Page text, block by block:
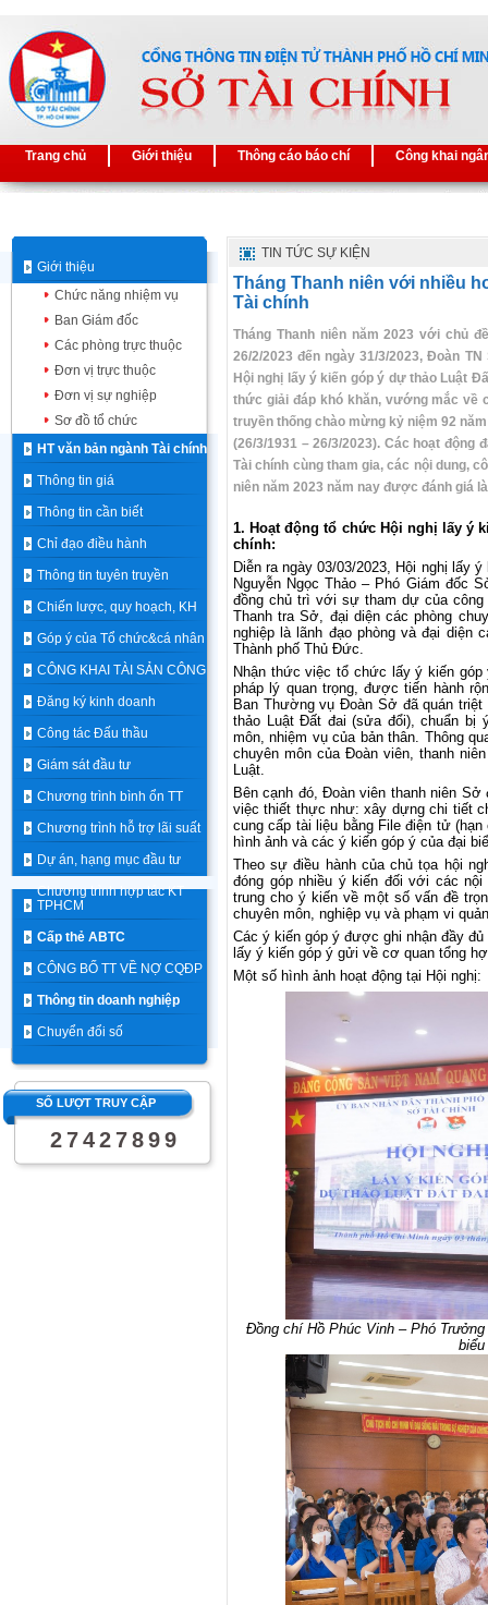
Trang chủ Giới thiệu Thông cáo báo chí Công khai
Giới thiệu
Chức năng nhiệm vụ
Ban Giám đốc
Các phòng trực thuộc
Đơn vị trực thuộc
Đơn vị sự nghiệp
Sơ đồ tổ chức
HT văn bản ngành Tài chính
Thông tin giá
Thông tin cần biết
Chỉ đạo điều hành
Thông tin tuyên truyền
Chiến lược, quy hoạch, KH
Góp ý của Tổ chức&cá nhân
CÔNG KHAI TÀI SẢN CÔNG
Đăng ký kinh doanh
Công tác Đấu thầu
Giám sát đầu tư
Chương trình bình ổn TT
Chương trình hỗ trợ lãi suất
Dự án, hạng mục đầu tư
Chương trình hợp tác KT
TPHCM
Cấp thẻ ABTC
CÔNG BỐ TT VỀ NỢ CQĐP
Thông tin doanh nghiệp
Chuyển đổi số
SỐ LƯỢT TRUY CẬP
2 7 4 2 7 8 9 9
TIN TỨC SỰ KIỆN
Tháng Thanh niên với nhiều
Tài chính
Tháng Thanh niên năm 2023 với chủ
26/2/2023 đến ngày 31/3/2023, Đoàn
Hội nghị lấy ý kiến góp ý dự thảo Luật
thức giải đáp khó khăn, vướng mắc về
truyền thống chào mừng kỷ niệm 92
(26/3/1931 – 26/3/2023). Các hoạt
Tài chính cùng tham gia, các nội dung,
niên năm 2023 năm nay được đánh giá
1. Hoạt động tổ chức Hội nghị lấy ý
chính:
Diễn ra ngày 03/03/2023, Hội nghị lấy
Nguyễn Ngọc Thảo – Phó Giám đốc
đồng chủ trì với sự tham dự của công
Thanh tra Sở, đại diện các phòng
nghiệp là lãnh đạo phòng và đại diện
Thành phố Thủ Đức.
Nhận thức việc tổ chức lấy ý kiến
pháp lý quan trọng, được tiến hành
Ban Thường vụ Đoàn Sở đã quán
thảo Luật Đất đai (sửa đổi), chuẩn bị
môn, nhiệm vụ của bản thân. Thông
chuyên môn của Đoàn viên, thanh
Luật.
Bên cạnh đó, Đoàn viên thanh niên
việc thiết thực như: xây dựng chi tiết
cung cấp tài liệu bằng File điện tử
hình ảnh và các ý kiến góp ý của đại
Theo sự điều hành của chủ tọa hội
đóng góp nhiều ý kiến đối với các
trung cho ý kiến về một số vấn đề
chuyên môn, nghiệp vụ và phạm vi
Các ý kiến góp ý được ghi nhận đầy
lấy ý kiến góp ý gửi về cơ quan tổng
Một số hình ảnh hoạt động tại Hội nghị:
Đồng chí Hồ Phúc Vinh – Phó